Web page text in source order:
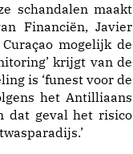
schandalen maakt
Financiën, Javier
mogelijk de
krijgt van de
is ‘funest voor de
het Antilliaans
dat geval het risico